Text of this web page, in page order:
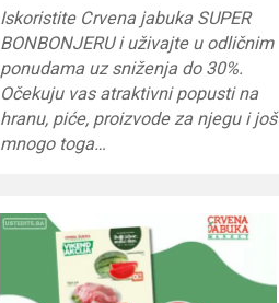
Iskoristite Crvena jabuka SUPER
BONBONJERU i uživajte u odličnim
ponudama uz sniženja do 30%.
Očekuju vas atraktivni popusti na
hranu, piće, proizvode za njegu i još
mnogo toga…